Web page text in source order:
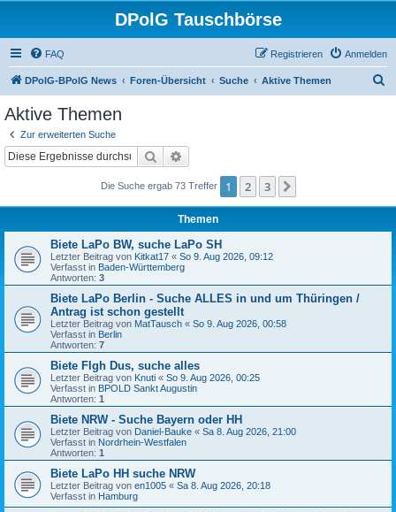
DPolG Tauschbörse
FAQ Anmelden
Registrieren
DPolG-BPolG News Foren-Übersicht Suche Aktive Themen
Aktive Themen
Zur erweiterten Suche
Suche
Die Suche ergab 73 Treffer 1 2 3
Themen
Biete LaPo BW, suche LaPo SH
Letzter Beitrag von Kitkat17 « So 9. Aug 2026, 09:12
Verfasst in Baden-Württemberg
Antworten: 3
Biete LaPo Berlin - Suche ALLES in und um Thüringen /
Antrag ist schon gestellt
Letzter Beitrag von MatTausch « So 9. Aug 2026, 00:58
Verfasst in Berlin
Antworten: 7
Biete Flgh Dus, suche alles
Letzter Beitrag von Knuti « So 9. Aug 2026, 00:25
Verfasst in BPOLD Sankt Augustin
Antworten: 1
Biete NRW - Suche Bayern oder HH
Letzter Beitrag von Daniel-Bauke « Sa 8. Aug 2026, 21:00
Verfasst in Nordrhein-Westfalen
Antworten: 1
Biete LaPo HH suche NRW
Letzter Beitrag von en1005 « Sa 8. Aug 2026, 20:18
Verfasst in Hamburg